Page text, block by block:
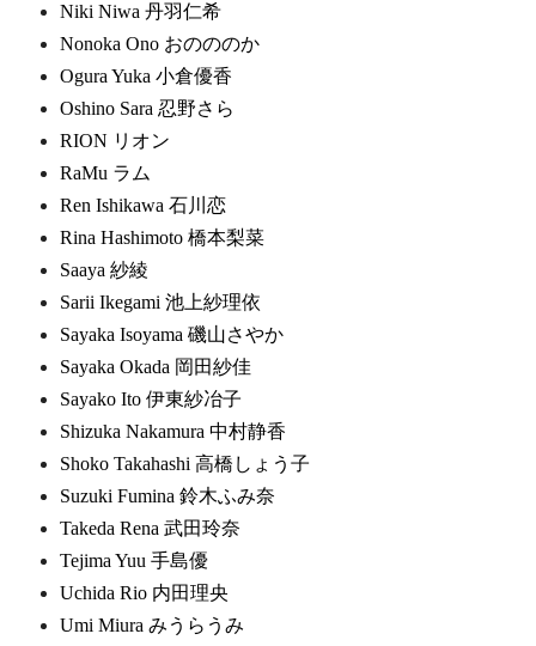
Niki Niwa 丹羽仁希
Nonoka Ono おのののか
Ogura Yuka 小倉優香
Oshino Sara 忍野さら
RION リオン
RaMu ラム
Ren Ishikawa 石川恋
Rina Hashimoto 橋本梨菜
Saaya 紗綾
Sarii Ikegami 池上紗理依
Sayaka Isoyama 磯山さやか
Sayaka Okada 岡田紗佳
Sayako Ito 伊東紗冶子
Shizuka Nakamura 中村静香
Shoko Takahashi 高橋しょう子
Suzuki Fumina 鈴木ふみ奈
Takeda Rena 武田玲奈
Tejima Yuu 手島優
Uchida Rio 内田理央
Umi Miura みうらうみ